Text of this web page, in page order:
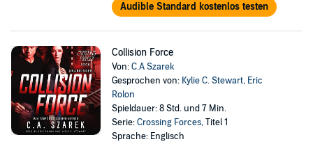
Audible Standard kostenlos testen
Collision Force
Von:C.A Szarek
Gesprochen von: Kylie C. Stewart, Eric
Rolon
Spieldauer: 8 Std. und 7 Min.
Serie:Crossing Forces, Titel 1
Sprache: Englisch